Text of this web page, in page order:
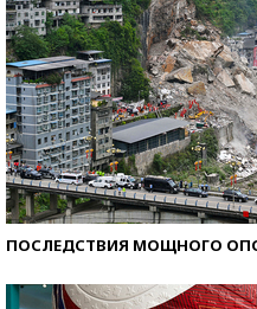
ПОСЛЕДСТВИЯ МОЩНОГО